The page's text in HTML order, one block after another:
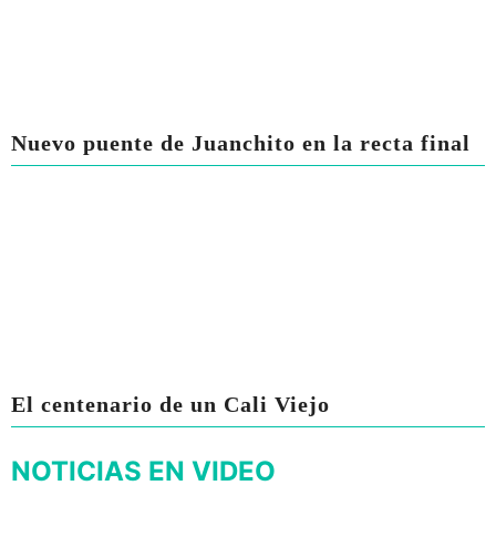
Nuevo puente de Juanchito en la recta final
El centenario de un Cali Viejo
NOTICIAS EN VIDEO